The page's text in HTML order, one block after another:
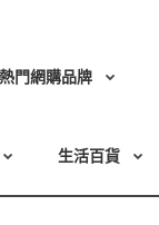
門網購品牌
生活百貨